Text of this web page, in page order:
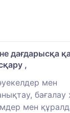
дағдарысқа
,
мен
бағалау
мен